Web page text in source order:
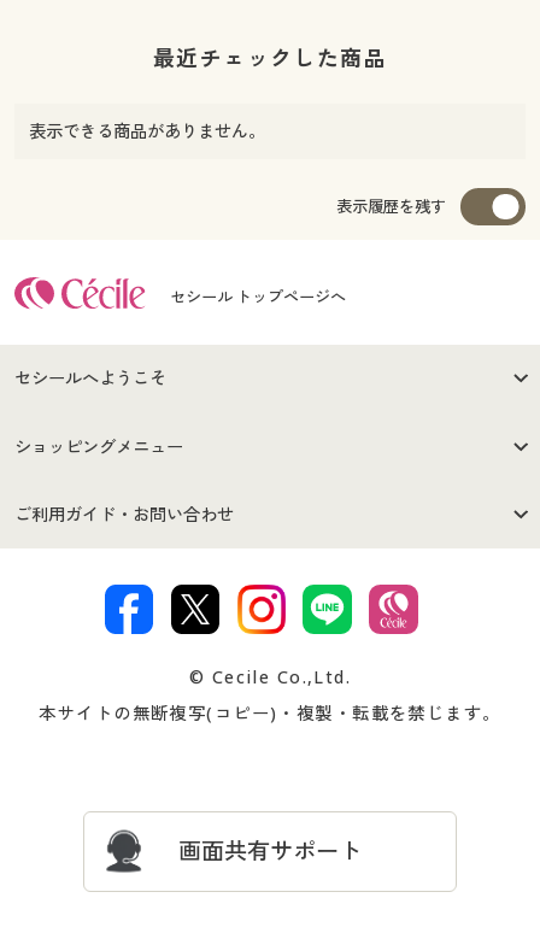
最近チェックした商品
表示できる商品がありません。
表示履歴を残す
セシール トップページへ
セシールへようこそ
はじめての方へ
セシールご利用規約
著作権・商標について 会社案内
ショッピングメニュー
商品カテゴリ
プレゼント＆キャンペーン サイトマップ
ご利用ガイド・お問い合わせ
交換・返品は お支払は
ついて
忘れの場合
© Cecile Co.,Ltd.
本サイトの無断複写(コピー)・複製・転載を禁じます。
画面共有サポート